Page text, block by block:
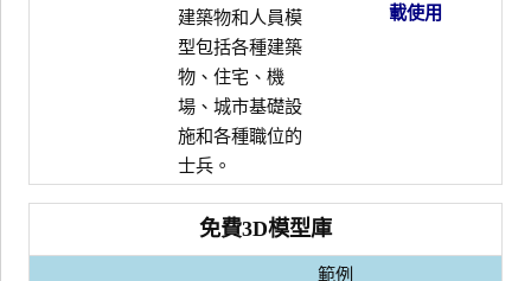
建築物和人員模
型包括各種建築
物、住宅、機
場、城市基礎設
施和各種職位的
士兵。
載使用
免費3D模型庫
範例